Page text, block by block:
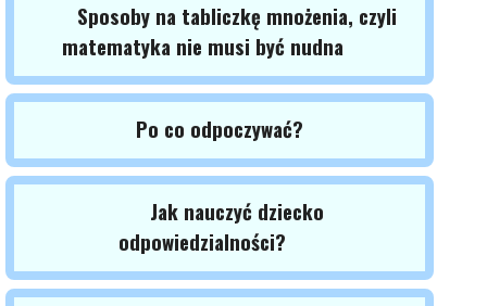
Sposoby na tabliczkę mnożenia, czyli
matematyka nie musi być nudna
Po co odpoczywać?
Jak nauczyć dziecko
odpowiedzialności?